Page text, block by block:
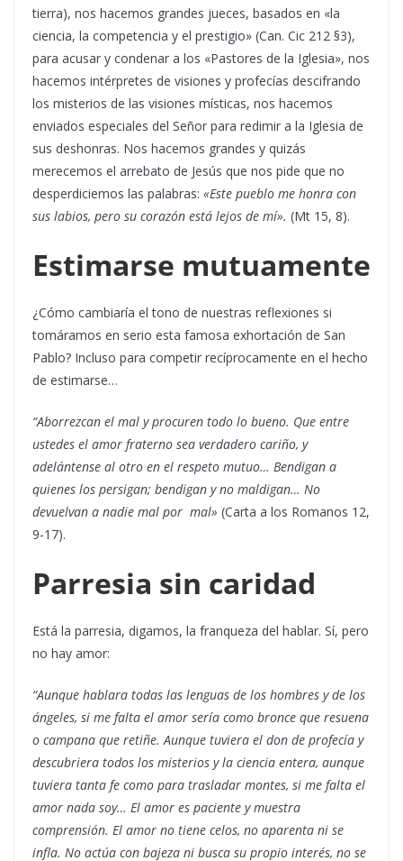
tierra), nos hacemos grandes jueces, basados en «la
ciencia, la competencia y el prestigio» (Can. Cic 212 §3),
para acusar y condenar a los «Pastores de la Iglesia», nos
hacemos intérpretes de visiones y profecías descifrando
los misterios de las visiones místicas, nos hacemos
enviados especiales del Señor para redimir a la Iglesia de
sus deshonras. Nos hacemos grandes y quizás
merecemos el arrebato de Jesús que nos pide que no
desperdiciemos las palabras: «Este pueblo me honra con
sus labios, pero su corazón está lejos de mí». (Mt 15, 8).
Estimarse mutuamente
¿Cómo cambiaría el tono de nuestras reflexiones si
tomáramos en serio esta famosa exhortación de San
Pablo? Incluso para competir recíprocamente en el hecho
de estimarse…
“Aborrezcan el mal y procuren todo lo bueno. Que entre
ustedes el amor fraterno sea verdadero cariño, y
adelántense al otro en el respeto mutuo… Bendigan a
quienes los persigan; bendigan y no maldigan… No
devuelvan a nadie mal por mal» (Carta a los Romanos 12,
9-17).
Parresia sin caridad
Está la parresia, digamos, la franqueza del hablar. Sí, pero
no hay amor:
“Aunque hablara todas las lenguas de los hombres y de los
ángeles, si me falta el amor sería como bronce que resuena
o campana que retiñe. Aunque tuviera el don de profecía y
descubriera todos los misterios y la ciencia entera, aunque
tuviera tanta fe como para trasladar montes, si me falta el
amor nada soy… El amor es paciente y muestra
comprensión. El amor no tiene celos, no aparenta ni se
infla. No actúa con bajeza ni busca su propio interés, no se